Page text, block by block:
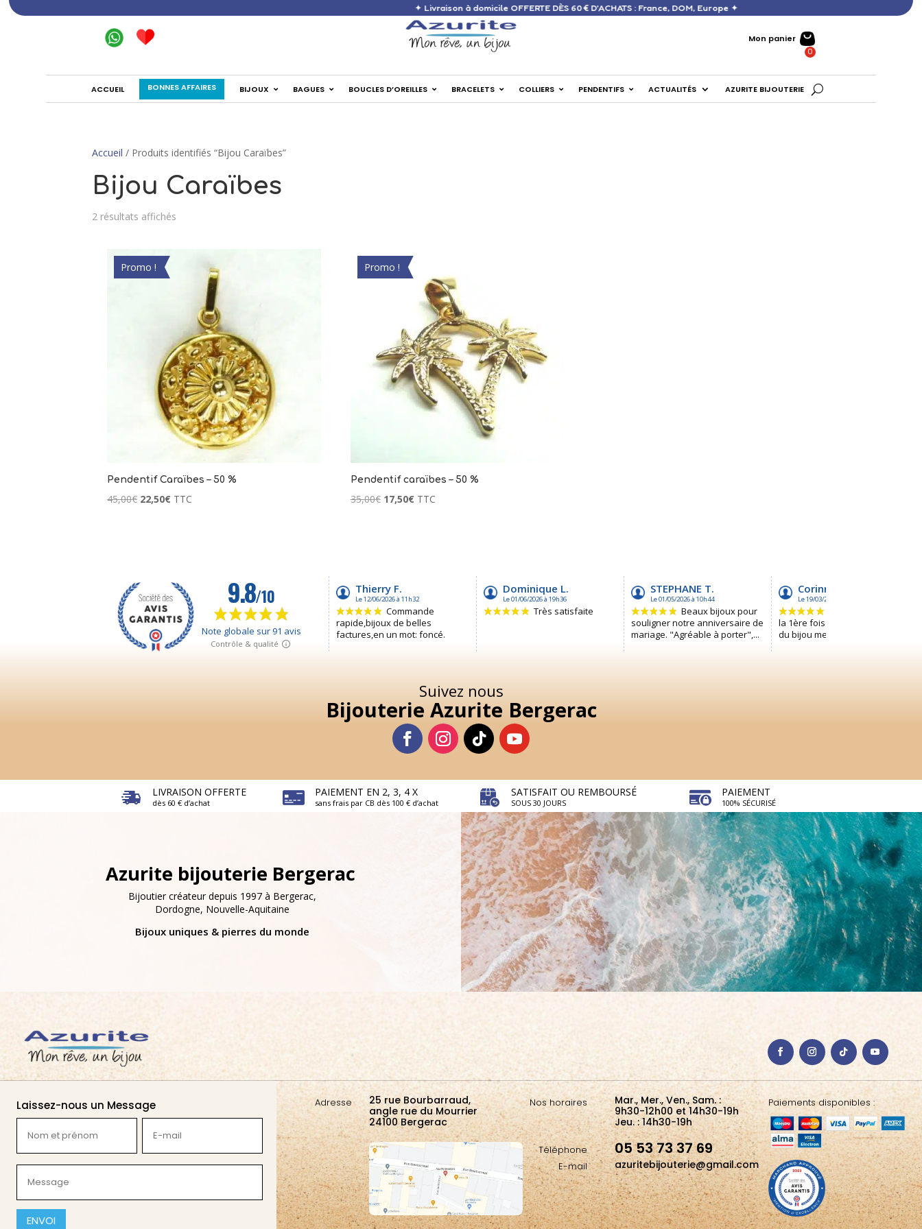
✦ Livraison à domicile OFFERTE DÈS 60 € D’ACHATS : France, DOM, Europe ✦
Mon panier
ACCUEIL BONNES AFFAIRES BIJOUX BAGUES BOUCLES D’OREILLES BRACELETS COLLIERS PENDENTIFS ACTUALITÉS AZURITE BIJOUTERIE
Accueil / Produits identifiés “Bijou Caraïbes”
Bijou Caraïbes
2 résultats affichés
Promo !
Pendentif Caraïbes – 50 %
45,00€ Le
22,50€LeTTC
Promo !
Pendentif caraïbes – 50 %
35,00€ Le
17,50€LeTTC
Suivez nous
Bijouterie Azurite Bergerac
LIVRAISON OFFERTE
dès 60 € d’achat
PAIEMENT EN 2, 3, 4 X
sans frais par CB dès 100 € d’achat
SATISFAIT OU REMBOURSÉ
SOUS 30 JOURS
PAIEMENT
100% SÉCURISÉ
Azurite bijouterie Bergerac
Bijoutier créateur depuis 1997 à Bergerac,
Dordogne, Nouvelle-Aquitaine
Bijoux uniques & pierres du monde
Laissez-nous un Message
et
prénom
mail
(Nécessaire)
(Nécessaire)
CAPTCHA
Adresse
25 rue Bourbarraud,
angle rue du Mourrier
24100 Bergerac
Nos horaires
Téléphone
E-mail
Mar., Mer., Ven., Sam. :
9h30-12h00 et 14h30-19h
Jeu. : 14h30-19h
05 53 73 37 69
azuritebijouterie@gmail.com
Paiements disponibles :